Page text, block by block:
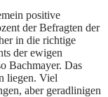
positive
der Befragten der
in die richtige
der ewigen
Bachmayer. Das
liegen. Viel
aber geradlinigen